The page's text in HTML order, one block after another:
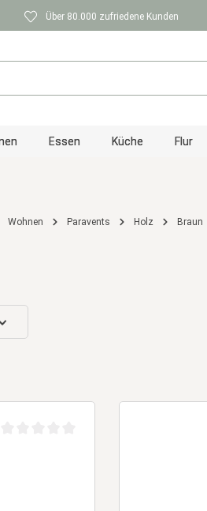
Über 80.000 zufriedene Kunden
Essen Küche Flur
Wohnen Paravents Holz Braun